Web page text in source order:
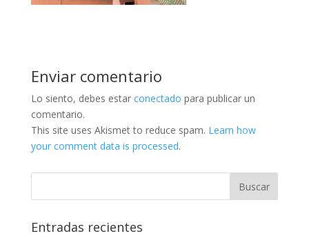
Enviar comentario
Lo siento, debes estar conectado para publicar un
comentario.
This site uses Akismet to reduce spam. Learn how
your comment data is processed.
Entradas recientes